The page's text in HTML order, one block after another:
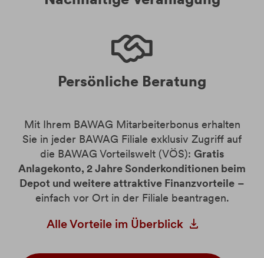
Persönliche Beratung
Mit Ihrem BAWAG Mitarbeiterbonus erhalten
Sie in jeder BAWAG Filiale exklusiv Zugriff auf
die BAWAG Vorteilswelt (VÖS): Gratis
Anlagekonto, 2 Jahre Sonderkonditionen beim
Depot und weitere attraktive Finanzvorteile –
einfach vor Ort in der Filiale beantragen.
Alle Vorteile im Überblick